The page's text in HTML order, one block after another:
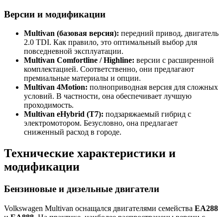
Версии и модификации
Multivan (базовая версия): передний привод, двигатель
2.0 TDI. Как правило, это оптимальный выбор для
повседневной эксплуатации.
Multivan Comfortline / Highline: версии с расширенной
комплектацией. Соответственно, они предлагают
премиальные материалы и опции.
Multivan 4Motion: полноприводная версия для сложных
условий. В частности, она обеспечивает лучшую
проходимость.
Multivan eHybrid (T7): подзаряжаемый гибрид с
электромотором. Безусловно, она предлагает
сниженный расход в городе.
Технические характеристики и
модификации
Бензиновые и дизельные двигатели
Volkswagen Multivan оснащался двигателями семейства EA288